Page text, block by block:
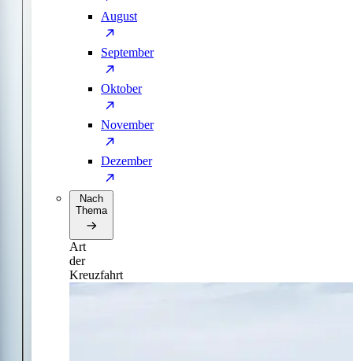
August
September
Oktober
November
Dezember
Nach
Thema
Art
der
Kreuzfahrt